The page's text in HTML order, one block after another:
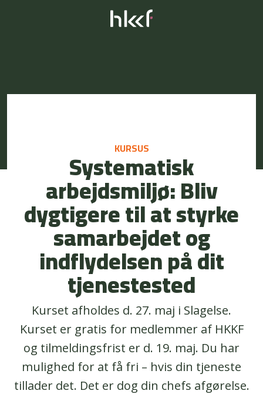
KURSUS
Systematisk
arbejdsmiljø: Bliv
dygtigere til at styrke
samarbejdet og
indflydelsen på dit
tjenestested
Kurset afholdes d. 27. maj i Slagelse.
Kurset er gratis for medlemmer af HKKF
og tilmeldingsfrist er d. 19. maj. Du har
mulighed for at få fri – hvis din tjeneste
tillader det. Det er dog din chefs afgørelse.